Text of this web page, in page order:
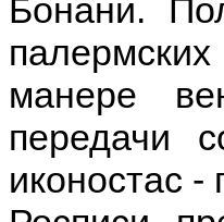
Бонани.
манере
передачи
иконостас -